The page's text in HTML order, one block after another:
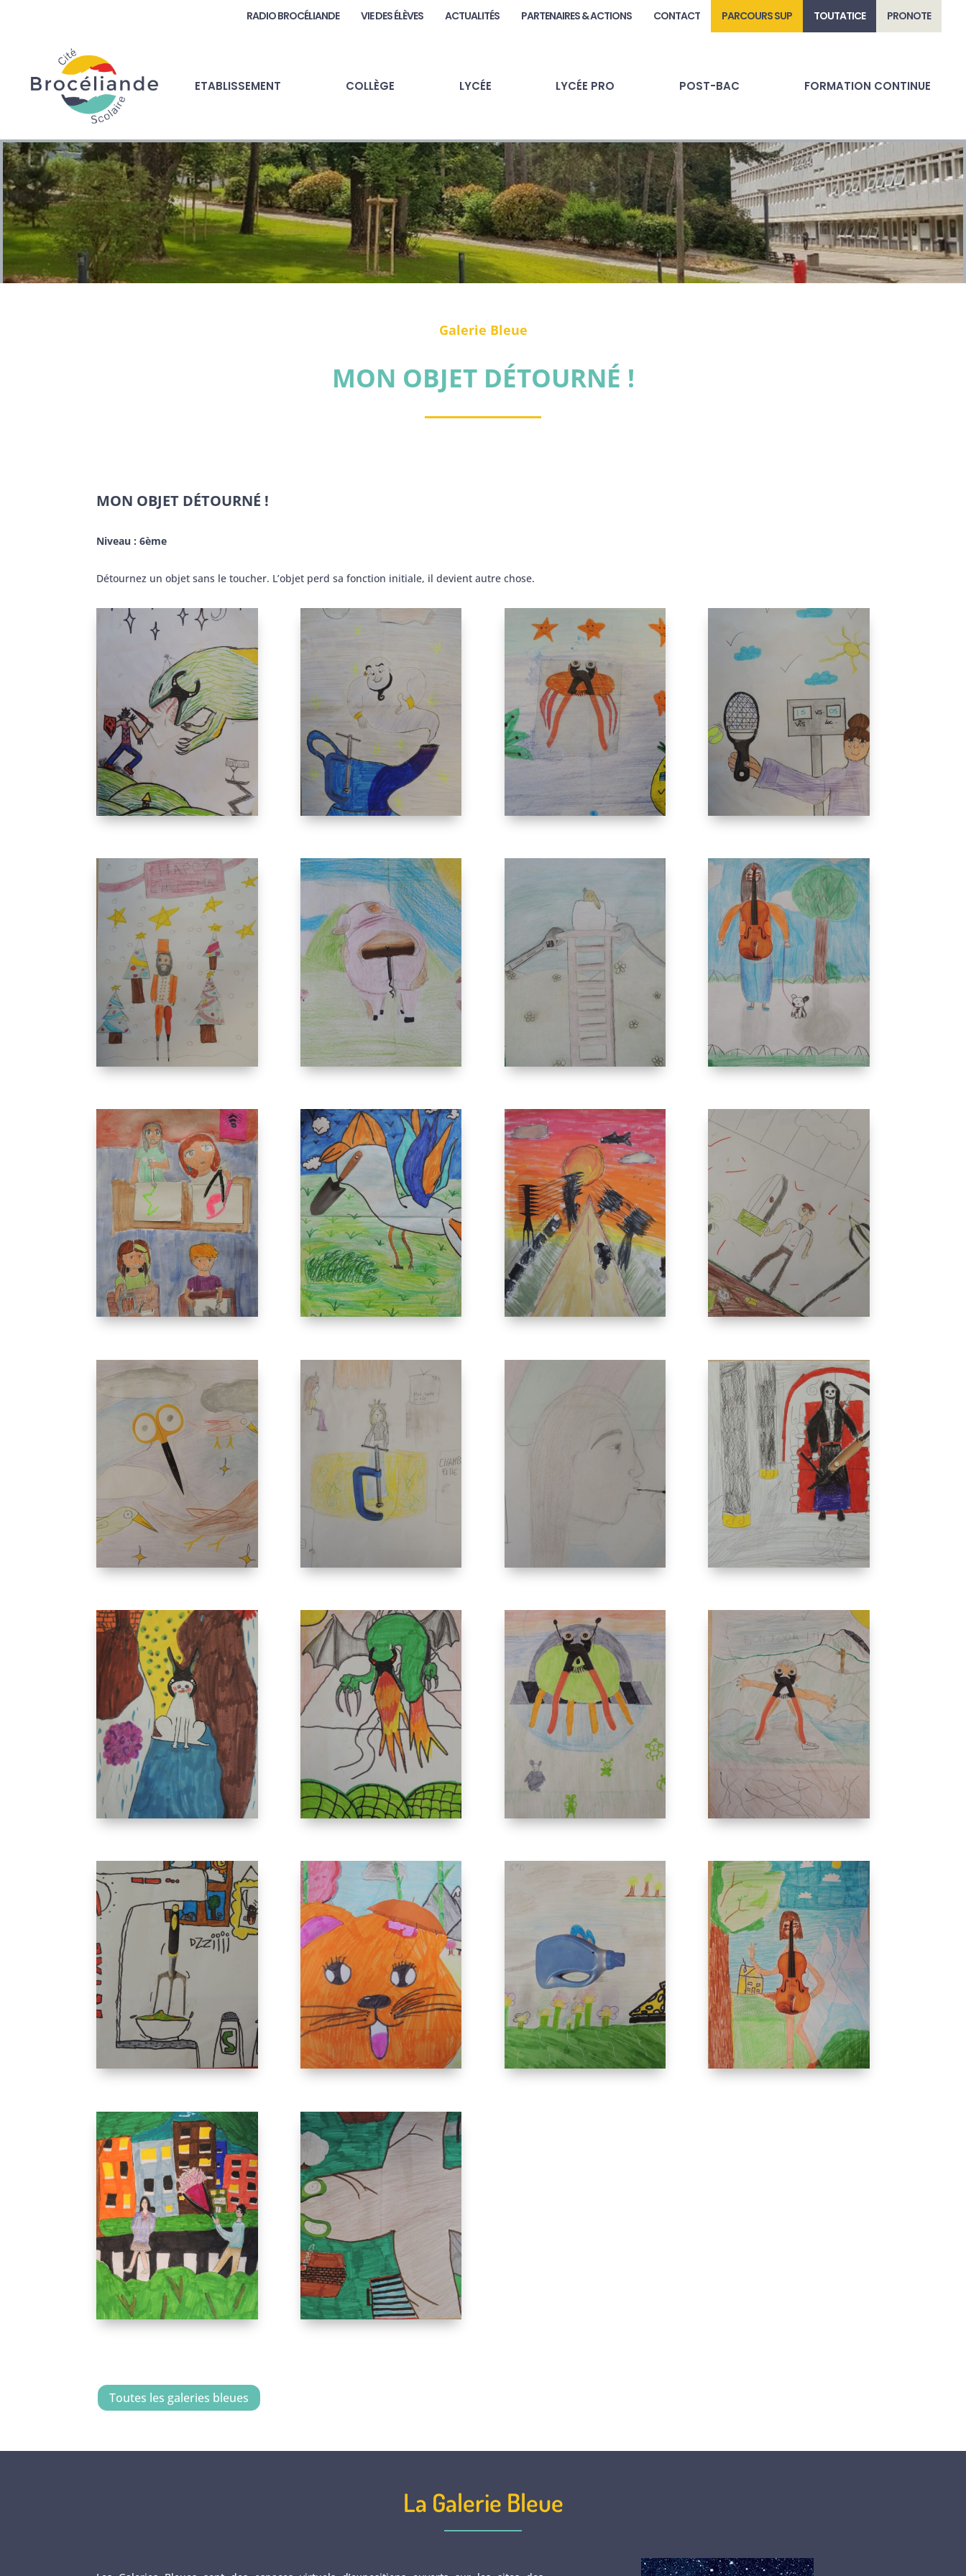
RADIO BROCÉLIANDE VIE DES ÉLÈVES ACTUALITÉS PARTENAIRES & ACTIONS CONTACT PARCOURS SUP TOUTATICE PRONOTE
ETABLISSEMENT COLLÈGE LYCÉE LYCÉE PRO POST-BAC FORMATION CONTINUE
Galerie Bleue
MON OBJET DÉTOURNÉ !
MON OBJET DÉTOURNÉ !
Niveau : 6ème
Détournez un objet sans le toucher. L’objet perd sa fonction initiale, il devient autre chose.
Toutes les galeries bleues
La Galerie Bleue